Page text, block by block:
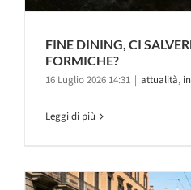
FINE DINING, CI
FORMICHE?
16 Luglio 2026 14:31 | attualità,
Leggi di più